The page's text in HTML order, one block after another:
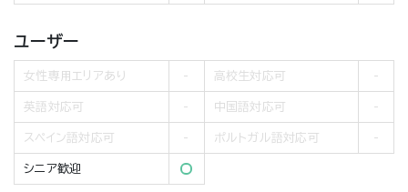
ユーザー
女性専用エリアあり 高校生対応可
英語対応可 中国語対応可
スペイン語対応可 ポルトガル語対応可
シニア歓迎